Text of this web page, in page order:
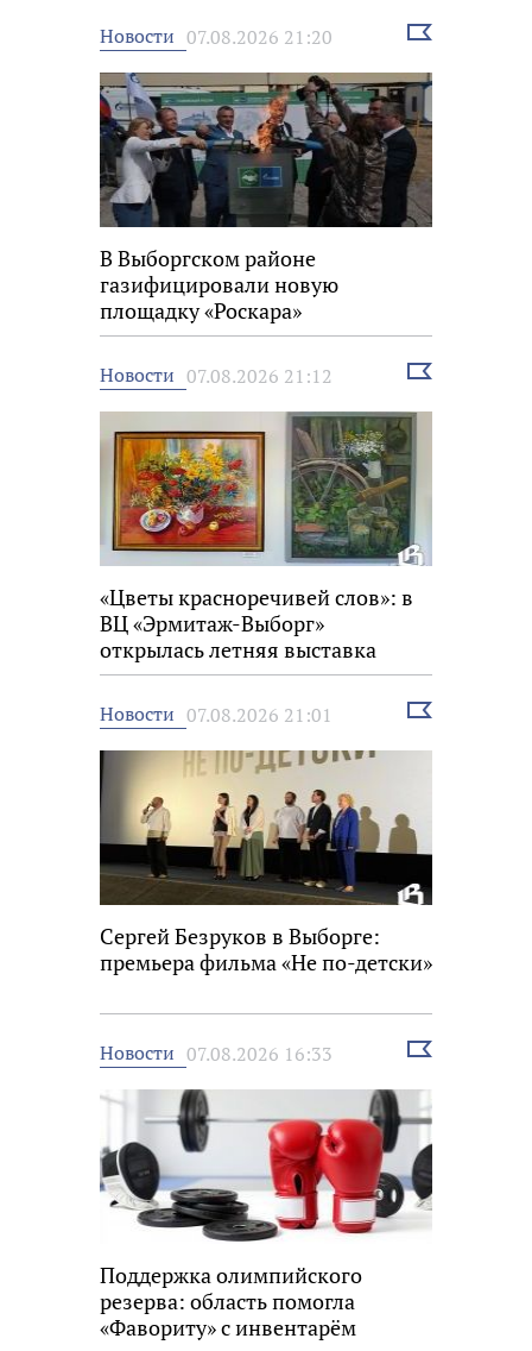
Новости 07.08.2026 21:20
Выбрать
В Выборгском районе
газифицировали новую
площадку «Роскара»
Новости 07.08.2026 21:12
Выбрать
«Цветы красноречивей слов»: в
ВЦ «Эрмитаж-Выборг»
открылась летняя выставка
Новости 07.08.2026 21:01
Выбрать
Сергей Безруков в Выборге:
премьера фильма «Не по-детски»
Новости 07.08.2026 16:33
Выбрать
Поддержка олимпийского
резерва: область помогла
«Фавориту» с инвентарём